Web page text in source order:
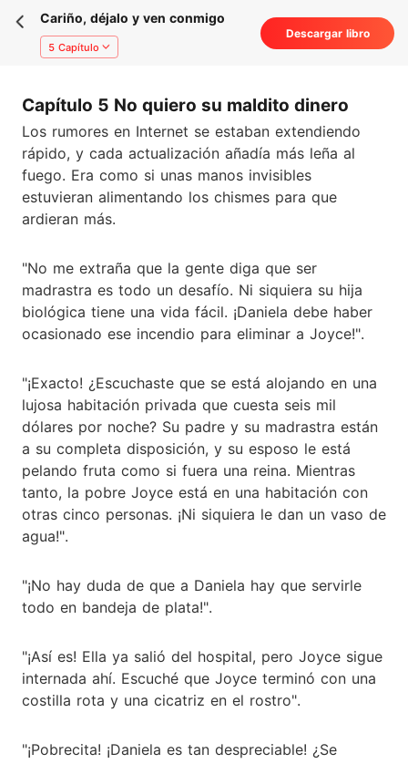
Cariño, déjalo y ven conmigo
5 Capítulo
Descargar libro
Capítulo 5 No quiero su maldito dinero
Los rumores en Internet se estaban extendiendo
rápido, y cada actualización añadía más leña al
fuego. Era como si unas manos invisibles
estuvieran alimentando los chismes para que
ardieran más.
"No me extraña que la gente diga que ser
madrastra es todo un desafío. Ni siquiera su hija
biológica tiene una vida fácil. ¡Daniela debe haber
ocasionado ese incendio para eliminar a Joyce!".
"¡Exacto! ¿Escuchaste que se está alojando en una
lujosa habitación privada que cuesta seis mil
dólares por noche? Su padre y su madrastra están
a su completa disposición, y su esposo le está
pelando fruta como si fuera una reina. Mientras
tanto, la pobre Joyce está en una habitación con
otras cinco personas. ¡Ni siquiera le dan un vaso de
agua!".
"¡No hay duda de que a Daniela hay que servirle
todo en bandeja de plata!".
"¡Así es! Ella ya salió del hospital, pero Joyce sigue
internada ahí. Escuché que Joyce terminó con una
costilla rota y una cicatriz en el rostro".
"¡Pobrecita! ¡Daniela es tan despreciable! ¿Se